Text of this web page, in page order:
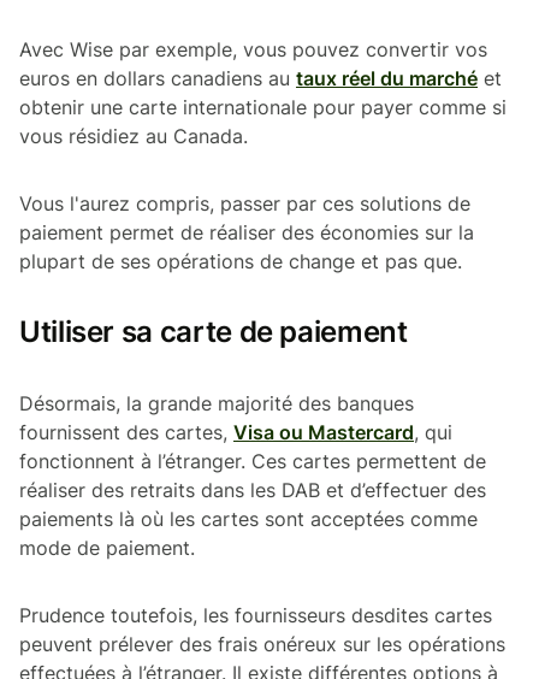
Avec Wise par exemple, vous pouvez convertir vos
euros en dollars canadiens au taux réel du marché et
obtenir une carte internationale pour payer comme si
vous résidiez au Canada.
Vous l'aurez compris, passer par ces solutions de
paiement permet de réaliser des économies sur la
plupart de ses opérations de change et pas que.
Utiliser sa carte de paiement
Désormais, la grande majorité des banques
fournissent des cartes, Visa ou Mastercard, qui
fonctionnent à l’étranger. Ces cartes permettent de
réaliser des retraits dans les DAB et d’effectuer des
paiements là où les cartes sont acceptées comme
mode de paiement.
Prudence toutefois, les fournisseurs desdites cartes
peuvent prélever des frais onéreux sur les opérations
effectuées à l’étranger. Il existe différentes options à